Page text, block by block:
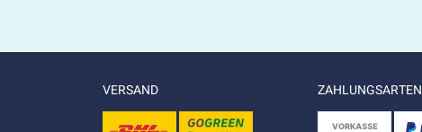
VERSAND ZAHLUNGSARTEN